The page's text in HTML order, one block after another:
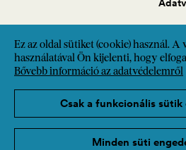
Ez az oldal sütiket (cookie) használ. A
használatával Ön kijelenti, hogy
Bővebb információ az adatvédelemről
Csak a funkcionális sütik
Minden süti